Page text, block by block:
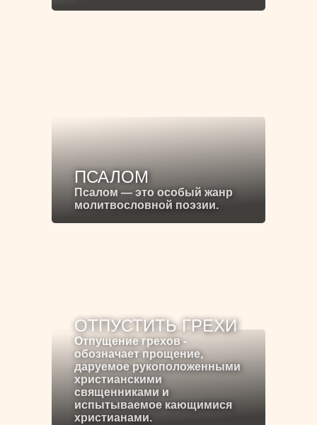
ПСАЛОМ
Псалом — это особый жанр
молитвословной поэзии.
ОТПУСТИТЬ ГРЕХИ
Отпущение грехов -
обозначает прощение,
даруемое рукоположенными
христианскими
священниками и
испытываемое кающимися
христианами.